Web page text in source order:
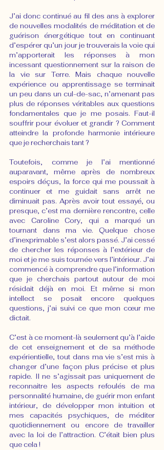
J’ai donc continué au fil des ans à explorer
de nouvelles modalités de méditation et de
guérison énergétique tout en continuant
d’espérer qu’un jour je trouverais la voie qui
m’apporterait les réponses à mon
incessant questionnement sur la raison de
la vie sur Terre. Mais chaque nouvelle
expérience ou apprentissage se terminait
un peu dans un cul-de-sac, n’amenant pas
plus de réponses véritables aux questions
fondamentales que je me posais. Faut-il
souffrir pour évoluer et grandir ? Comment
atteindre la profonde harmonie intérieure
que je recherchais tant ?
Toutefois, comme je l’ai mentionné
auparavant, même après de nombreux
espoirs déçus, la force qui me poussait à
continuer et me guidait sans arrêt ne
diminuait pas. Après avoir tout essayé, ou
presque, c’est ma dernière rencontre, celle
avec Caroline Cory, qui a marqué un
tournant dans ma vie. Quelque chose
d’inexprimable s’est alors passé. J’ai cessé
de chercher les réponses à l’extérieur de
moi et je me suis tournée vers l’intérieur. J’ai
commencé à comprendre que l’information
que je cherchais partout autour de moi
résidait déjà en moi. Et même si mon
intellect se posait encore quelques
questions, j’ai suivi ce que mon cœur me
dictait.
C’est à ce moment-là seulement qu’à l’aide
de cet enseignement et de sa méthode
expérientielle, tout dans ma vie s’est mis à
changer d’une façon plus précise et plus
rapide. Il ne s’agissait pas uniquement de
reconnaitre les aspects refoulés de ma
personnalité humaine, de guérir mon enfant
intérieur, de développer mon intuition et
mes capacités psychiques, de méditer
quotidiennement ou encore de travailler
avec la loi de l’attraction. C’était bien plus
que cela !